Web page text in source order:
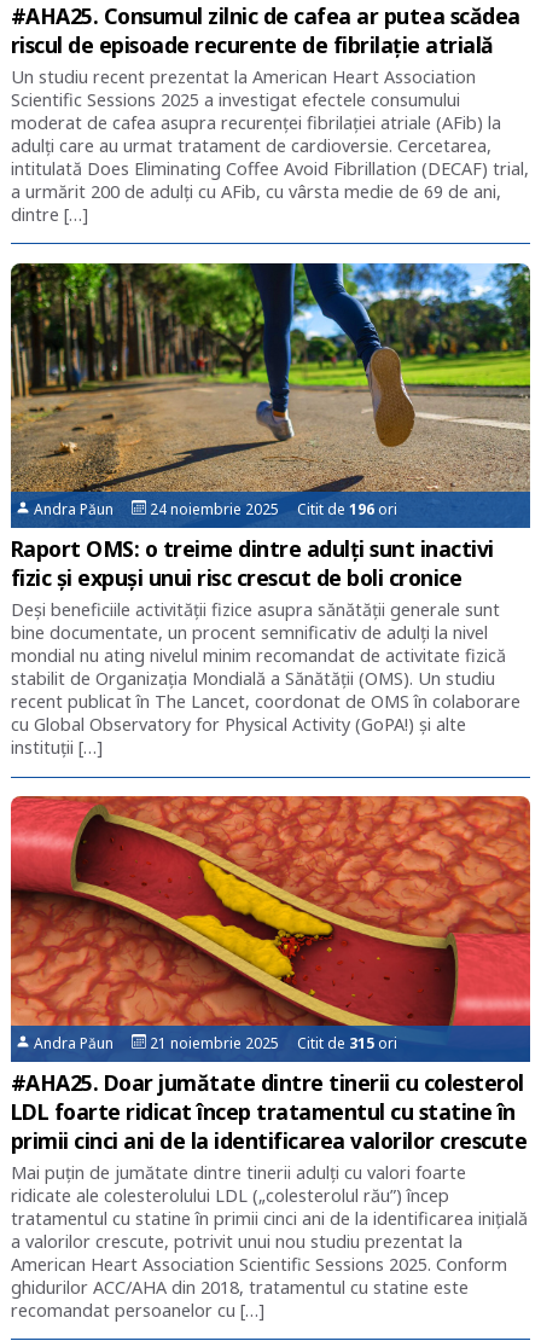
#AHA25. Consumul zilnic de cafea ar putea scădea
riscul de episoade recurente de fibrilație atrială
Un studiu recent prezentat la American Heart Association
Scientific Sessions 2025 a investigat efectele consumului
moderat de cafea asupra recurenței fibrilației atriale (AFib) la
adulți care au urmat tratament de cardioversie. Cercetarea,
intitulată Does Eliminating Coffee Avoid Fibrillation (DECAF) trial,
a urmărit 200 de adulți cu AFib, cu vârsta medie de 69 de ani,
dintre […]
Andra Păun 24 noiembrie 2025 Citit de196ori
Raport OMS: o treime dintre adulți sunt inactivi
fizic și expuși unui risc crescut de boli cronice
Deși beneficiile activității fizice asupra sănătății generale sunt
bine documentate, un procent semnificativ de adulți la nivel
mondial nu ating nivelul minim recomandat de activitate fizică
stabilit de Organizația Mondială a Sănătății (OMS). Un studiu
recent publicat în The Lancet, coordonat de OMS în colaborare
cu Global Observatory for Physical Activity (GoPA!) și alte
instituții […]
Andra Păun 21 noiembrie 2025 Citit de 315ori
#AHA25. Doar jumătate dintre tinerii cu colesterol
LDL foarte ridicat încep tratamentul cu statine în
primii cinci ani de la identificarea valorilor crescute
Mai puțin de jumătate dintre tinerii adulți cu valori foarte
ridicate ale colesterolului LDL („colesterolul rău”) încep
tratamentul cu statine în primii cinci ani de la identificarea inițială
a valorilor crescute, potrivit unui nou studiu prezentat la
American Heart Association Scientific Sessions 2025. Conform
ghidurilor ACC/AHA din 2018, tratamentul cu statine este
recomandat persoanelor cu […]